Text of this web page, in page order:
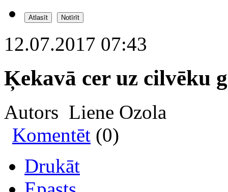
12.07.2017 07:43
Ķekavā cer uz cilvēku
Autors Liene Ozola
Komentēt (0)
Drukāt